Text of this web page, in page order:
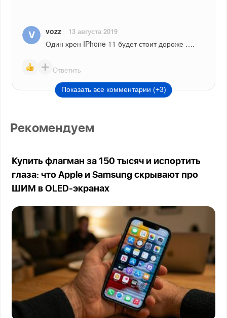
vozz 13 августа 2019
Один хрен IPhone 11 будет стоит дороже ….
Ответить
Показать все комментарии (+3)
Рекомендуем
Купить флагман за 150 тысяч и испортить
глаза: что Apple и Samsung скрывают про
ШИМ в OLED-экранах